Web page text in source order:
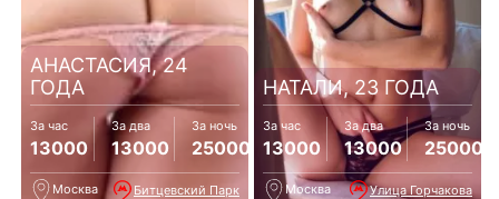
АНАСТАСИЯ, 24
ГОДА
За час
13000
За два
13000
За ночь
25000
Москва Битцевский Парк
НАТАЛИ, 23 ГОДА
За час
13000
За два
13000
За ночь
25000
Москва Улица Горчакова